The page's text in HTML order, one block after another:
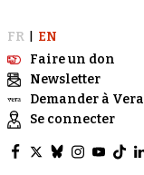
FR
EN
Faire un don
Newsletter
Demander à Vera
Se connecter